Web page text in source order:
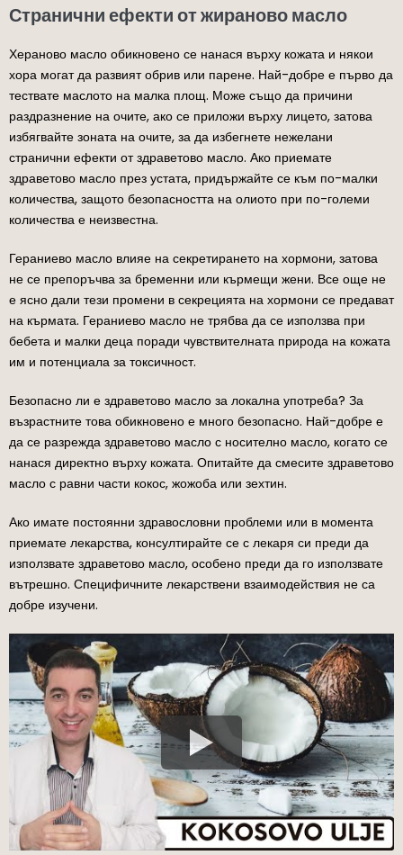
Странични ефекти от жираново масло
Хераново масло обикновено се нанася върху кожата и някои
хора могат да развият обрив или парене. Най-добре е първо да
тествате маслото на малка площ. Може също да причини
раздразнение на очите, ако се приложи върху лицето, затова
избягвайте зоната на очите, за да избегнете нежелани
странични ефекти от здраветово масло. Ако приемате
здраветово масло през устата, придържайте се към по-малки
количества, защото безопасността на олиото при по-големи
количества е неизвестна.
Гераниево масло влияе на секретирането на хормони, затова
не се препоръчва за бременни или кърмещи жени. Все още не
е ясно дали тези промени в секрецията на хормони се предават
на кърмата. Гераниево масло не трябва да се използва при
бебета и малки деца поради чувствителната природа на кожата
им и потенциала за токсичност.
Безопасно ли е здраветово масло за локална употреба? За
възрастните това обикновено е много безопасно. Най-добре е
да се разрежда здраветово масло с носително масло, когато се
нанася директно върху кожата. Опитайте да смесите здраветово
масло с равни части кокос, жожоба или зехтин.
Ако имате постоянни здравословни проблеми или в момента
приемате лекарства, консултирайте се с лекаря си преди да
използвате здраветово масло, особено преди да го използвате
вътрешно. Специфичните лекарствени взаимодействия не са
добре изучени.